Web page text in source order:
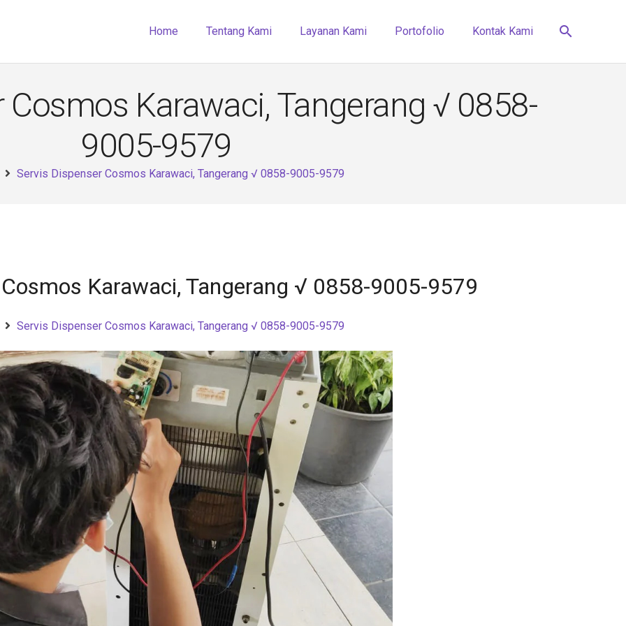
Home Tentang Kami Layanan Kami Portofolio Kontak Kami search
Cosmos Karawaci, Tangerang √ 0858-
9005-9579
Servis Dispenser Cosmos Karawaci, Tangerang √ 0858-9005-9579
Karawaci, Tangerang √ 0858-9005-9579
Servis Dispenser Cosmos Karawaci, Tangerang √ 0858-9005-9579